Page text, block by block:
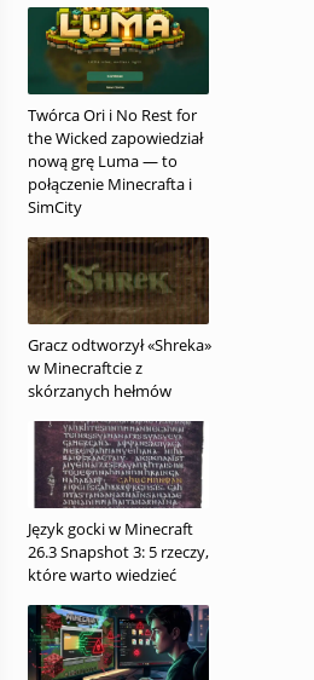
Twórca Ori i No Rest for
the Wicked zapowiedział
nową grę Luma — to
połączenie Minecrafta i
SimCity
Gracz odtworzył «Shreka»
w Minecraftcie z
skórzanych hełmów
Język gocki w Minecraft
26.3 Snapshot 3: 5 rzeczy,
które warto wiedzieć